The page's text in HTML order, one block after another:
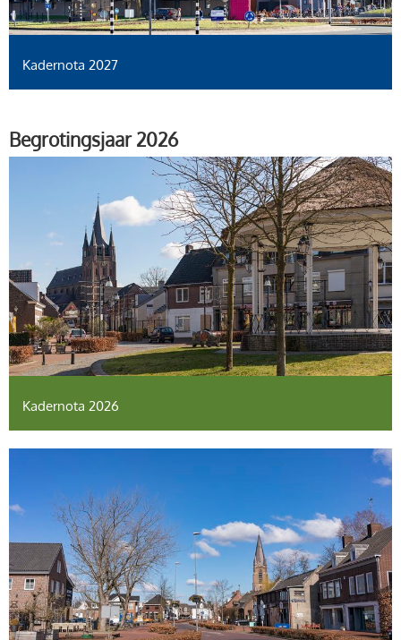
Kadernota 2027
Begrotingsjaar 2026
Kadernota 2026